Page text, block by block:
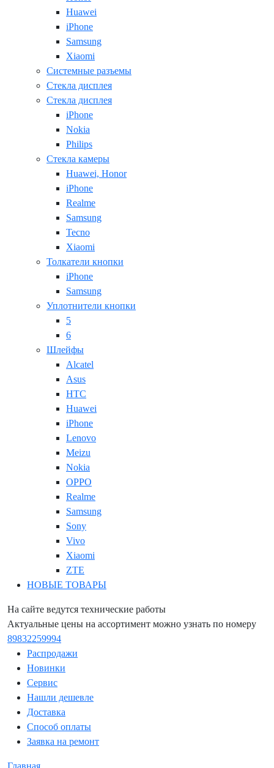
Huawei
iPhone
Samsung
Xiaomi
Системные разъемы
Стекла дисплея
Стекла дисплея
iPhone
Nokia
Philips
Стекла камеры
Huawei, Honor
iPhone
Realme
Samsung
Tecno
Xiaomi
Толкатели кнопки
iPhone
Samsung
Уплотнители кнопки
5
6
Шлейфы
Alcatel
Asus
HTC
Huawei
iPhone
Lenovo
Meizu
Nokia
OPPO
Realme
Samsung
Sony
Vivo
Xiaomi
ZTE
НОВЫЕ ТОВАРЫ
На сайте ведутся технические работы
Актуальные цены на ассортимент можно узнать по номеру
89832259994
Распродажи
Новинки
Сервис
Нашли дешевле
Доставка
Способ оплаты
Заявка на ремонт